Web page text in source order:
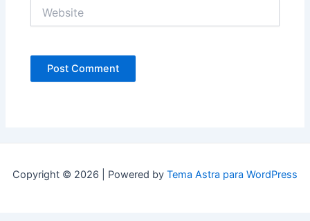
Copyright © 2026 | Powered by Tema Astra para WordPress